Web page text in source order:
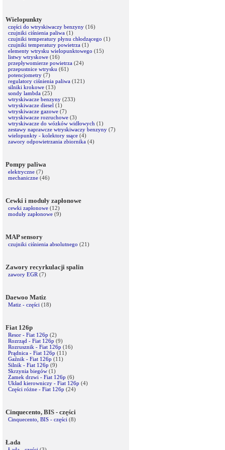
Wielopunkty
części do wtryskiwaczy benzyny (16)
czujniki ciśnienia paliwa (1)
czujniki temperatury płynu chłodzącego (1)
czujniki temperatury powietrza (1)
elementy wtrysku wielopunktowego (15)
listwy wtryskowe (16)
przepływomierze powietrza (24)
przepustnice wtrysku (61)
potencjometry (7)
regulatory ciśnienia paliwa (121)
silniki krokowe (13)
sondy lambda (25)
wtryskiwacze benzyny (233)
wtryskiwacze diesel (1)
wtryskiwacze gazowe (7)
wtryskiwacze rozruchowe (3)
wtryskiwacze do wózków widłowych (1)
zestawy naprawcze wtryskiwaczy benzyny (7)
wielopunkty - kolektory ssące (4)
zawory odpowietrzania zbiornika (4)
Pompy paliwa
elektryczne (7)
mechaniczne (46)
Cewki i moduły zapłonowe
cewki zapłonowe (12)
moduły zapłonowe (9)
MAP sensory
czujniki ciśnienia absolutnego (21)
Zawory recyrkulacji spalin
zawory EGR (7)
Daewoo Matiz
Matiz - części (18)
Fiat 126p
Resor - Fiat 126p (2)
Rozrząd - Fiat 126p (9)
Rozrusznik - Fiat 126p (16)
Prądnica - Fiat 126p (11)
Gaźnik - Fiat 126p (11)
Silnik - Fiat 126p (9)
Skrzynia biegów (1)
Zamek drzwi - Fiat 126p (6)
Układ kierowniczy - Fiat 126p (4)
Części różne - Fiat 126p (24)
Cinquecento, BIS - części
Cinquecento, BIS - części (8)
Łada